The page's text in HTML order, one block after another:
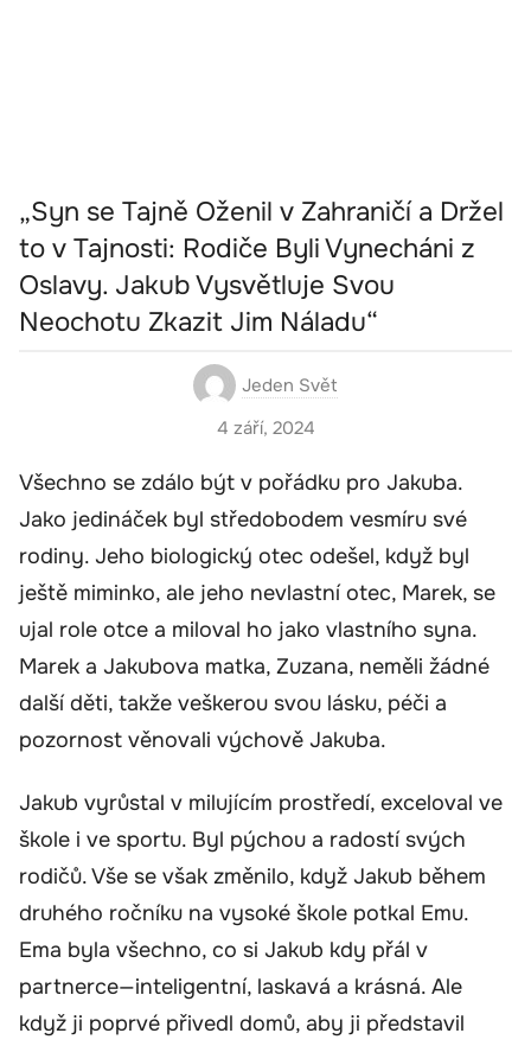
„Syn se Tajně Oženil v Zahraničí a Držel
to v Tajnosti: Rodiče Byli Vynecháni z
Oslavy. Jakub Vysvětluje Svou
Neochotu Zkazit Jim Náladu“
Jeden Svět
4 září, 2024
Všechno se zdálo být v pořádku pro Jakuba.
Jako jedináček byl středobodem vesmíru své
rodiny. Jeho biologický otec odešel, když byl
ještě miminko, ale jeho nevlastní otec, Marek, se
ujal role otce a miloval ho jako vlastního syna.
Marek a Jakubova matka, Zuzana, neměli žádné
další děti, takže veškerou svou lásku, péči a
pozornost věnovali výchově Jakuba.
Jakub vyrůstal v milujícím prostředí, exceloval ve
škole i ve sportu. Byl pýchou a radostí svých
rodičů. Vše se však změnilo, když Jakub během
druhého ročníku na vysoké škole potkal Emu.
Ema byla všechno, co si Jakub kdy přál v
partnerce—inteligentní, laskavá a krásná. Ale
když ji poprvé přivedl domů, aby ji představil